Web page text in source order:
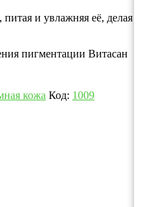
и увлажняя её, делая
пигментации Витасан
кожа Код: 1009